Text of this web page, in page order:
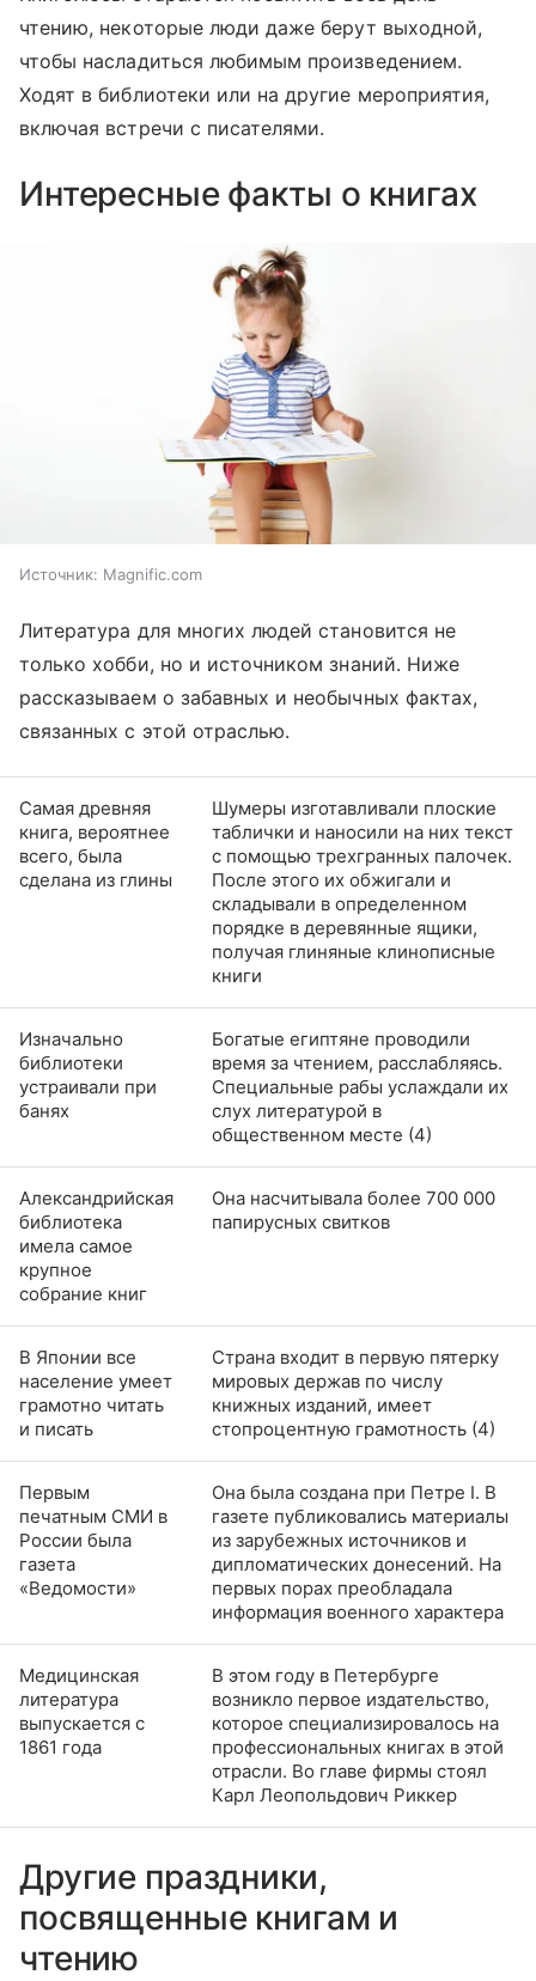
чтению, некоторые люди даже берут выходной,
чтобы насладиться любимым произведением.
Ходят в библиотеки или на другие мероприятия,
включая встречи с писателями.
Интересные факты о книгах
Источник: Magnific.com
Литература для многих людей становится не
только хобби, но и источником знаний. Ниже
рассказываем о забавных и необычных фактах,
связанных с этой отраслью.
Самая древняя
книга, вероятнее
всего, была
сделана из глины
Шумеры изготавливали плоские
таблички и наносили на них текст
с помощью трехгранных палочек.
После этого их обжигали и
складывали в определенном
порядке в деревянные ящики,
получая глиняные клинописные
книги
Изначально
библиотеки
устраивали при
банях
Богатые египтяне проводили
время за чтением, расслабляясь.
Специальные рабы услаждали их
слух литературой в
общественном месте (4)
Александрийская
библиотека
имела самое
крупное
собрание книг
Она насчитывала более 700 000
папирусных свитков
В Японии все
население умеет
грамотно читать
и писать
Страна входит в первую пятерку
мировых держав по числу
книжных изданий, имеет
стопроцентную грамотность (4)
Первым
печатным СМИ в
России была
газета
«Ведомости»
Она была создана при Петре I. В
газете публиковались материалы
из зарубежных источников и
дипломатических донесений. На
первых порах преобладала
информация военного характера
Медицинская
литература
выпускается с
1861 года
В этом году в Петербурге
возникло первое издательство,
которое специализировалось на
профессиональных книгах в этой
отрасли. Во главе фирмы стоял
Карл Леопольдович Риккер
Другие праздники,
посвященные книгам и
чтению